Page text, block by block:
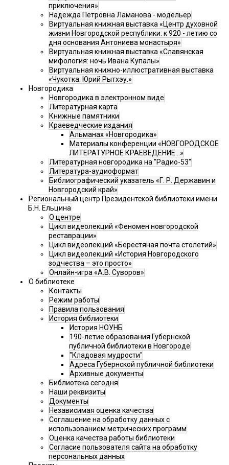
приключения»
Надежда Петровна Ламанова - модельер
Виртуальная книжная выставка «Центр духовной
жизни Новгородской республики: к 920 - летию со
дня основания Антониева монастыря»
Виртуальная книжная выставка «Славянская
мифология: ночь Ивана Купалы»
Виртуальная книжно-иллюстративная выставка
«Чукотка. Юрий Рытхэу.»
Новгородика
Новгородика в электронном виде
Литературная карта
Книжные памятники
Краеведческие издания
Альманах «Новгородика»
Материалы конференции «НОВГОРОДСКОЕ
ЛИТЕРАТУРНОЕ КРАЕВЕДЕНИЕ...»
Литературная новгородика на "Радио-53"
Литература-аудиоформат
Библиографический указатель «Г. Р. Державин и
Новгородский край»
Региональный центр Президентской библиотеки имени
Б.Н. Ельцина
О центре
Цикл видеолекций «Феномен новгородской
реставрации»
Цикл видеолекций «Берестяная почта столетий»
Цикл видеолекций «История Новгородского
зодчества – это просто»
Онлайн-игра «А.В. Суворов»
О библиотеке
Контакты
Режим работы
Правила пользования
История библиотеки
История НОУНБ
190-летие образования Губернской
публичной библиотеки в Новгороде
"Кладовая мудрости"
Адреса Губернской публичной библиотеки
Архивные документы
Библиотека сегодня
Наши реквизиты
Документы
Независимая оценка качества
Соглашение на обработку данных с
использованием метрических программ
Оценка качества работы библиотеки
Согласие пользователя сайта на обработку
персональных данных